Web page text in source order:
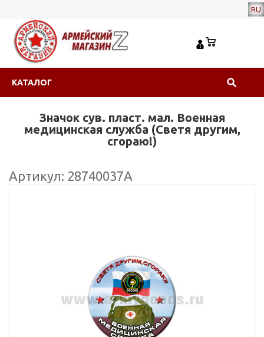
RU
КАТАЛОГ
Значок сув. пласт. мал. Военная
медицинская служба (Светя другим,
сгораю!)
Артикул: 28740037А